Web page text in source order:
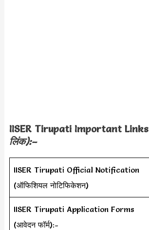
IISER Tirupati Important Links
लिंक):–
IISER Tirupati Official Notification
(ऑफिशियल नोटिफिकेशन)
IISER Tirupati Application Forms
(आवेदन फॉर्म):-